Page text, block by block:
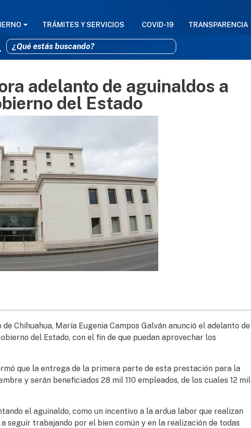
Pasar al contenido principal
PRINCIPAL
TRÁMITES Y SERVICIOS COVID-19 TRANSPARENCIA
adelanto de aguinaldos a
del Estado
Chihuahua, María Eugenia Campos Galván anunció el adelanto de
del Estado, con el fin de que puedan aprovechar los
que la entrega de la primera parte de esta prestación para la
y serán beneficiados 28 mil 110 empleados, de los cuales 12 mil
el aguinaldo, como un incentivo a la ardua labor que realizan
seguir trabajando por el bien común y en la realización de todas